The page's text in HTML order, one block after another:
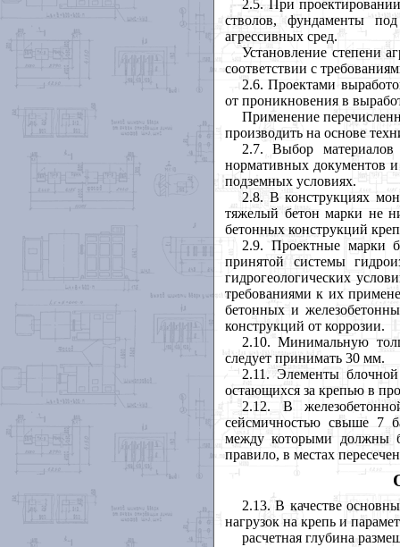
2.5. При
стволов, фундаменты
агрессивных сред.
Установление степени
соответствии с
2.6. Проектами
от проникновения в
Применение
производить на основе
2.7. Выбор материалов
нормативных документов и
подземных условиях.
2.8. В конструкциях
тяжелый бетон марки не
бетонных конструкций
2.9. Проектные марки
принятой системы
гидрогеологических
требованиями к их
бетонных и
конструкций от коррозии.
2.10. Минимальную
следует принимать 30 мм.
2.11. Элементы
остающихся за крепью в
2.12. В
сейсмичностью свыше 7
между которыми должны
правило, в местах
2.13. В качестве
нагрузок на крепь и
расчетная глубина